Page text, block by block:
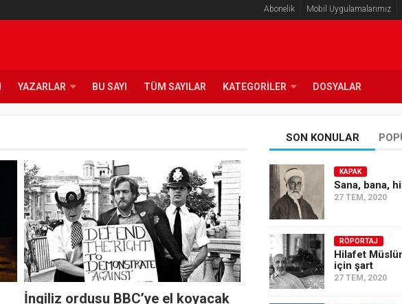
Abonelik Mobil Uygulamalarımız
YAZARLAR BU SAYI TÜM SAYILAR KATEGORILER DOSYALAR
İngiliz ordusu BBC’ye el koyacak
SON KONULAR
KAPAK
Sana, bana,
27 TEM, 2020
RÖPORTAJ
Hilafet
için şart
27 TEM, 2020